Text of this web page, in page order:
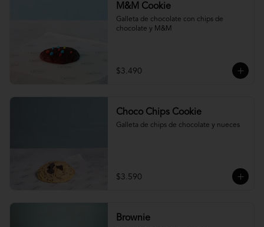
M&M Cookie
Galleta de chocolate con chips de
chocolate y M&M
$3.490
Choco Chips Cookie
Galleta de chips de chocolate y nueces
$3.590
Brownie